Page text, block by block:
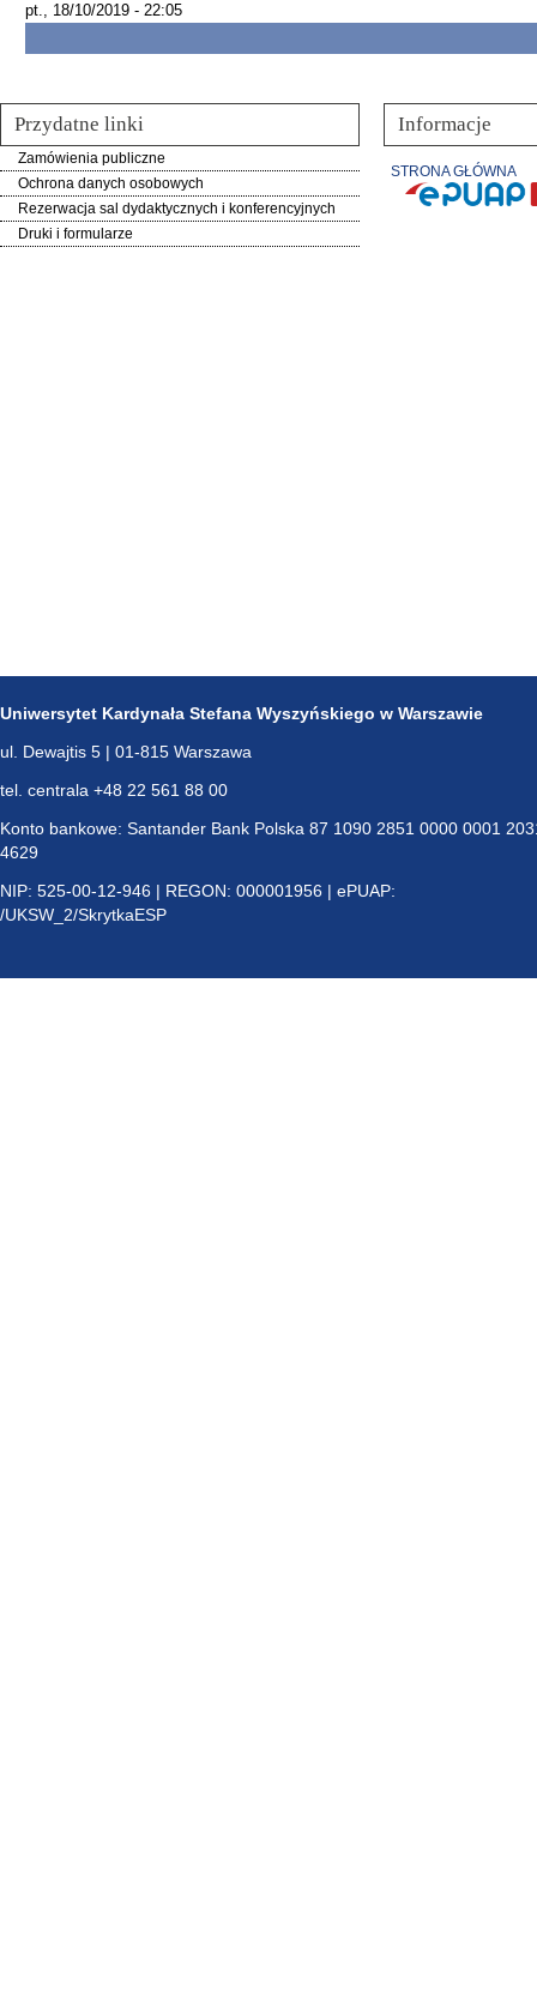
pt., 18/10/2019 - 22:05
Przydatne linki
Zamówienia publiczne
Ochrona danych osobowych
Rezerwacja sal dydaktycznych i konferencyjnych
Druki i formularze
Informacje
STRONA GŁÓWNA
Uniwersytet Kardynała Stefana Wyszyńskiego w Warszawie
ul. Dewajtis 5 | 01-815 Warszawa
tel. centrala +48 22 561 88 00
Konto bankowe: Santander Bank Polska 87 1090 2851 0000 0001
4629
NIP: 525-00-12-946 | REGON: 000001956 | ePUAP:
/UKSW_2/SkrytkaESP